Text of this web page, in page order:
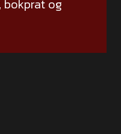
bokprat og